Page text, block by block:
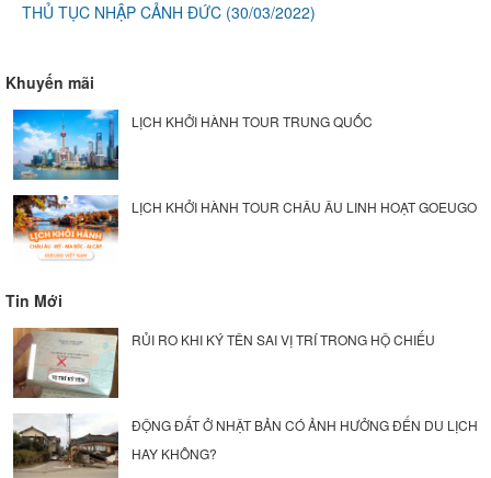
THỦ TỤC NHẬP CẢNH ĐỨC (30/03/2022)
Khuyến mãi
LỊCH KHỞI HÀNH TOUR TRUNG QUỐC
LỊCH KHỞI HÀNH TOUR CHÂU ÂU LINH HOẠT GOEUGO
Tin Mới
RỦI RO KHI KÝ TÊN SAI VỊ TRÍ TRONG HỘ CHIẾU
ĐỘNG ĐẤT Ở NHẬT BẢN CÓ ẢNH HƯỞNG ĐẾN DU LỊCH
HAY KHÔNG?